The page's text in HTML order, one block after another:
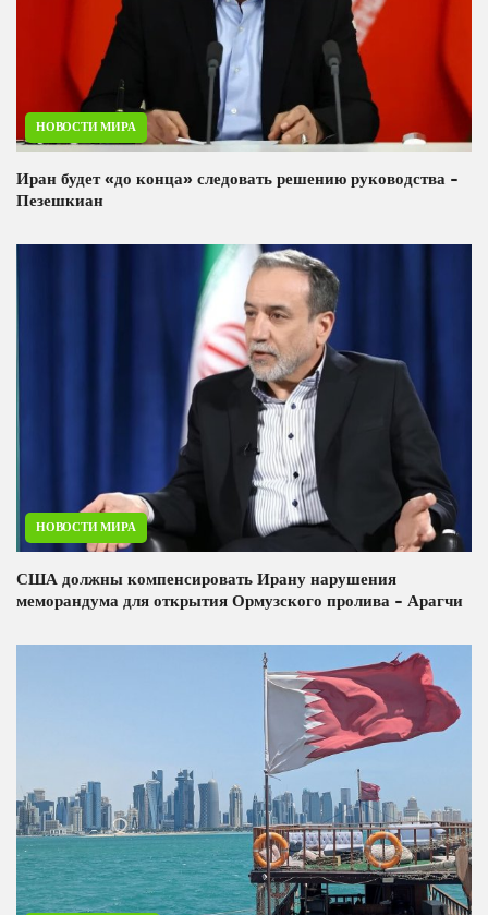
НОВОСТИ МИРА
Иран будет «до конца» следовать решению руководства -
Пезешкиан
НОВОСТИ МИРА
США должны компенсировать Ирану нарушения
меморандума для открытия Ормузского пролива - Арагчи